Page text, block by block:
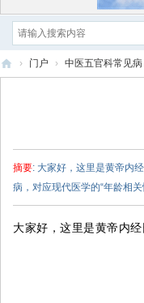
› 门户 › 中医五官科常见病
摘要: 大家好，这里是黄帝内
病，对应现代医学的“年龄相
大家好，这里是黄帝内